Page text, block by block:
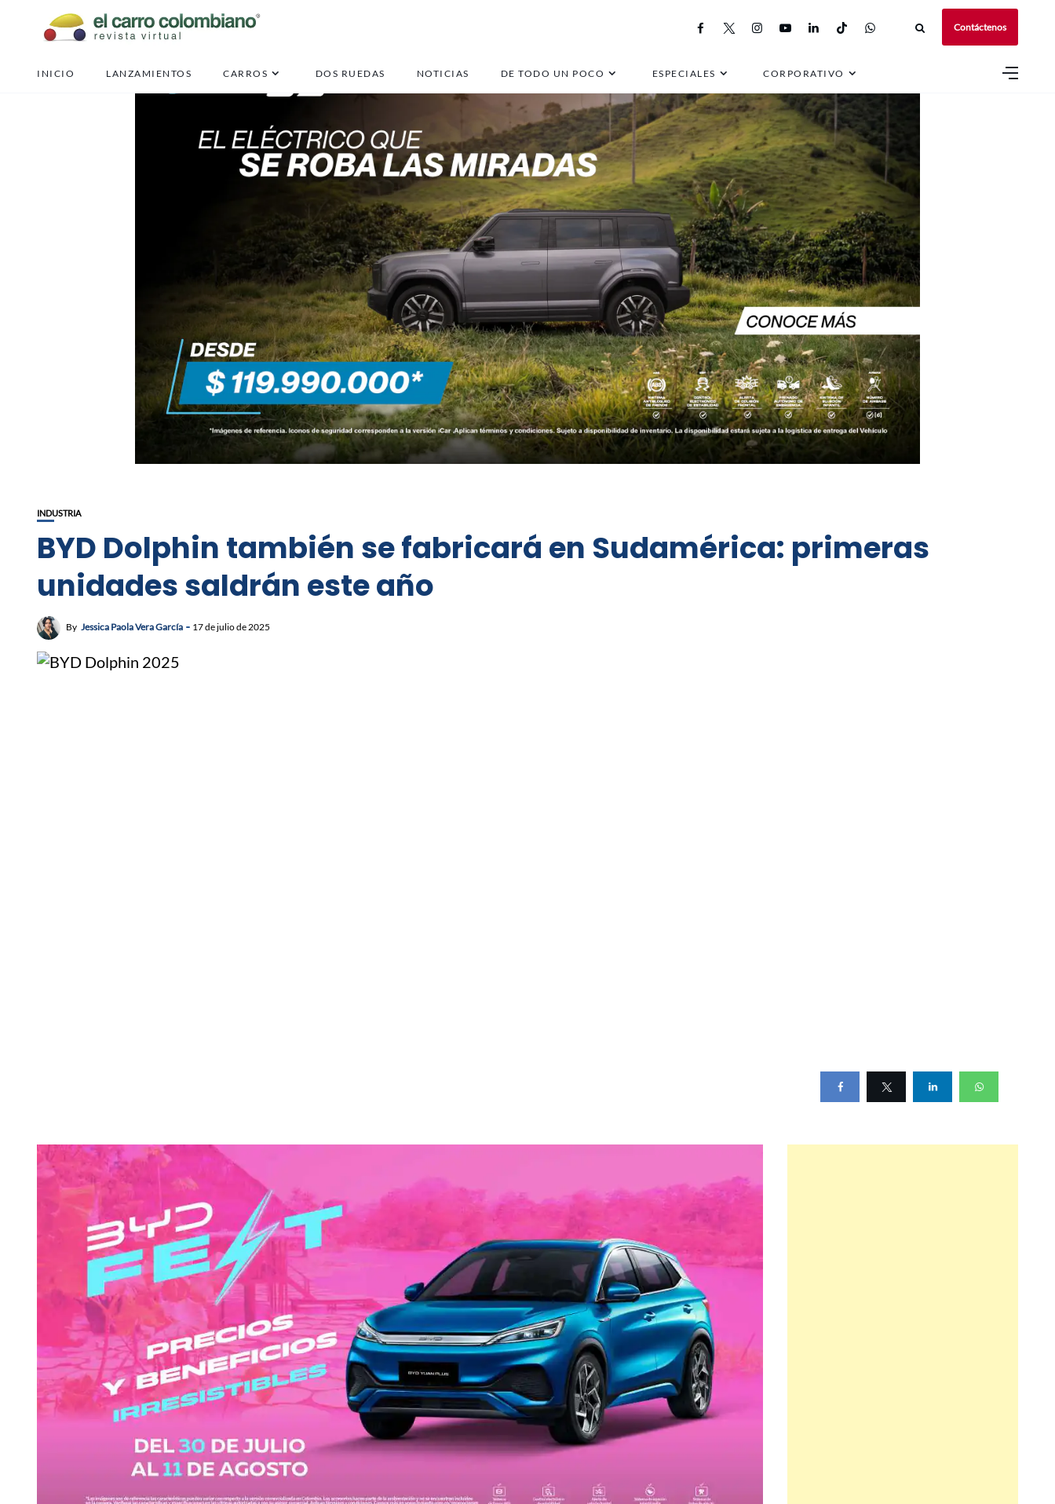
Contáctenos
INICIO LANZAMIENTOS CARROS DOS RUEDAS NOTICIAS DE TODO UN POCO ESPECIALES CORPORATIVO
INDUSTRIA
BYD Dolphin también se fabricará en Sudamérica: primeras
unidades saldrán este año
By Jessica Paola Vera García 17 de julio de 2025